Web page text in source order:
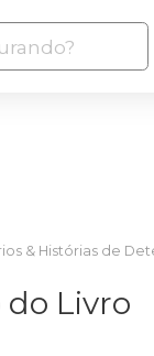
& Histórias de
Livro